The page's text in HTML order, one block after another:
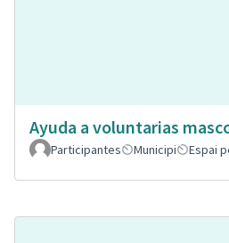
Ayuda a voluntarias
Participantes
Municipi Espai